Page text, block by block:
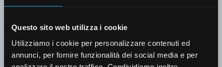
Questo sito web utilizza i cookie
Utilizziamo i cookie per personalizzare contenuti ed
annunci, per fornire funzionalità dei social media e per
Filter by category